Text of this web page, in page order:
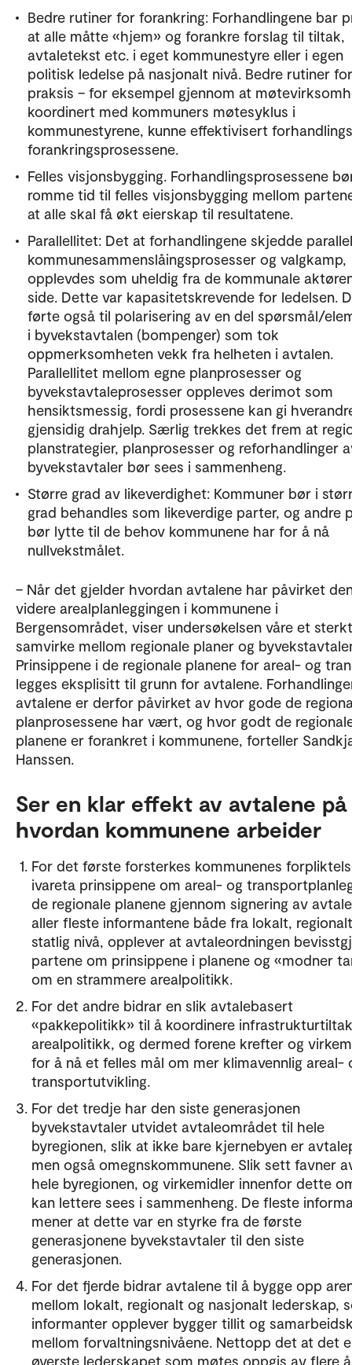
Bedre rutiner for forankring: Forhandlingene bar
at alle måtte «hjem» og forankre forslag til tiltak,
avtaletekst etc. i eget kommunestyre eller i egen
politisk ledelse på nasjonalt nivå. Bedre rutiner
praksis – for eksempel gjennom at
koordinert med kommuners møtesyklus i
kommunestyrene, kunne effektivisert
forankringsprosessene.
Felles visjonsbygging. Forhandlingsprosessene
romme tid til felles visjonsbygging mellom
at alle skal få økt eierskap til resultatene.
Parallellitet: Det at forhandlingene skjedde
kommunesammenslåingsprosesser og valgkamp,
opplevdes som uheldig fra de kommunale
side. Dette var kapasitetskrevende for ledelsen.
førte også til polarisering av en del spørsmål/
i byvekstavtalen (bompenger) som tok
oppmerksomheten vekk fra helheten i avtalen.
Parallellitet mellom egne planprosesser og
byvekstavtaleprosesser oppleves derimot som
hensiktsmessig, fordi prosessene kan gi
gjensidig drahjelp. Særlig trekkes det frem at
planstrategier, planprosesser og reforhandlinger
byvekstavtaler bør sees i sammenheng.
Større grad av likeverdighet: Kommuner bør i
grad behandles som likeverdige parter, og andre
bør lytte til de behov kommunene har for å nå
nullvekstmålet.
– Når det gjelder hvordan avtalene har påvirket
videre arealplanleggingen i kommunene i
Bergensområdet, viser undersøkelsen våre et sterkt
samvirke mellom regionale planer og
Prinsippene i de regionale planene for areal- og
legges eksplisitt til grunn for avtalene.
avtalene er derfor påvirket av hvor gode de
planprosessene har vært, og hvor godt de
planene er forankret i kommunene, forteller
Hanssen.
Ser en klar effekt av avtalene på
hvordan kommunene arbeider
For det første forsterkes kommunenes
ivareta prinsippene om areal- og
de regionale planene gjennom signering av
aller fleste informantene både fra lokalt,
statlig nivå, opplever at avtaleordningen
partene om prinsippene i planene og «modner
om en strammere arealpolitikk.
For det andre bidrar en slik avtalebasert
«pakkepolitikk» til å koordinere
arealpolitikk, og dermed forene krefter og
for å nå et felles mål om mer klimavennlig areal-
transportutvikling.
For det tredje har den siste generasjonen
byvekstavtaler utvidet avtaleområdet til hele
byregionen, slik at ikke bare kjernebyen er
men også omegnskommunene. Slik sett favner
hele byregionen, og virkemidler innenfor dette
kan lettere sees i sammenheng. De fleste
mener at dette var en styrke fra de første
generasjonene byvekstavtaler til den siste
generasjonen.
For det fjerde bidrar avtalene til å bygge opp
mellom lokalt, regionalt og nasjonalt lederskap,
informanter opplever bygger tillit og
mellom forvaltningsnivåene. Nettopp det at det
øverste lederskapet som møtes oppgis av flere